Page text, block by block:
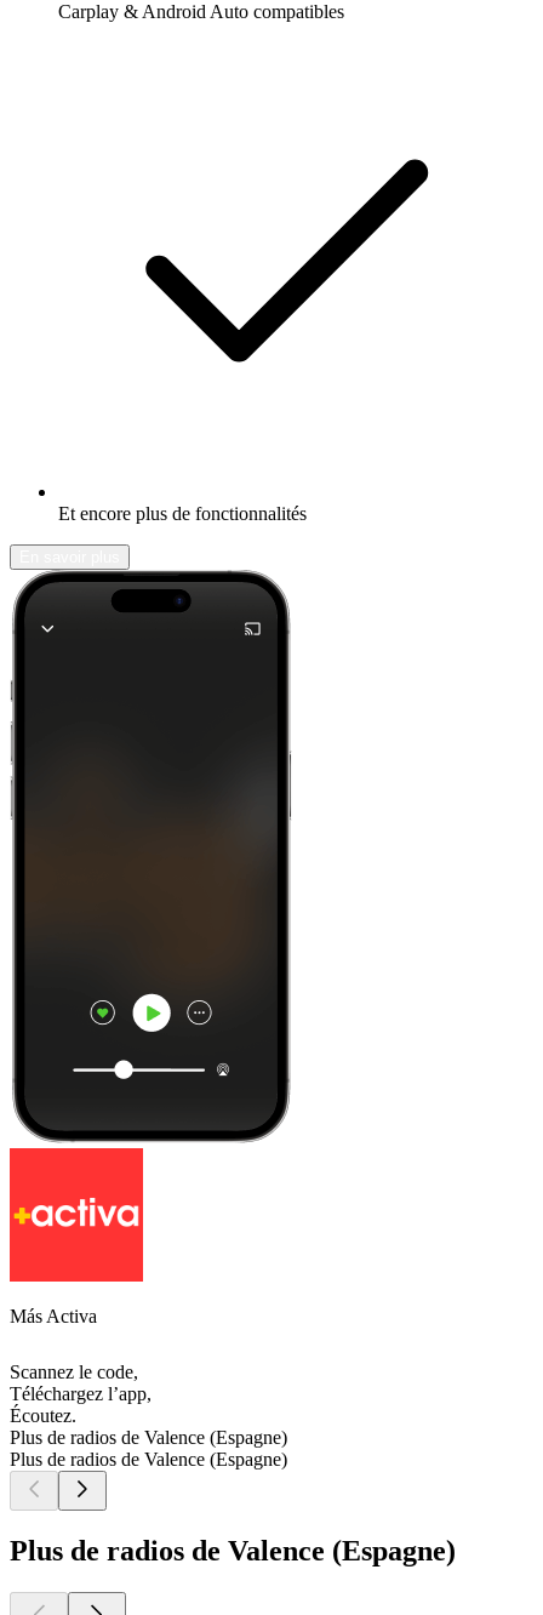
Carplay & Android Auto compatibles
Et encore plus de fonctionnalités
Más Activa
Scannez le code,
Téléchargez l’app,
Écoutez.
Plus de radios de Valence (Espagne)
Plus de radios de Valence (Espagne)
Plus de radios de Valence (Espagne)